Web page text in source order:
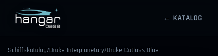
HANGARBASE
← KATALOG
Schiffskatalog/Drake Interplanetary/Drake Cutlass Blue